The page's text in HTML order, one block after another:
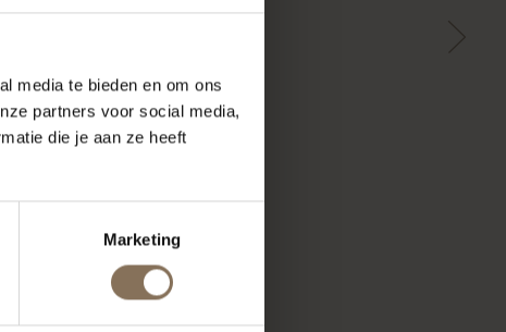
media te bieden en om ons
partners voor social media,
die je aan ze heeft
Marketing